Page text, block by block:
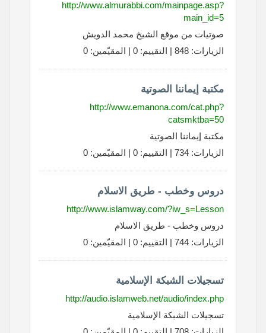
http://www.almurabbi.com/mainpage.asp?
main_id=5
صوتيات من موقع الشيخ محمد الدويش
الزيارات: 848 | التقييم: 0 | المقيّمين: 0
مكتبة إيماننا الصوتية
http://www.emanona.com/cat.php?
catsmktba=50
مكتبة إيماننا الصوتية
الزيارات: 734 | التقييم: 0 | المقيّمين: 0
دروس وخطب - طريق الاسلام
http://www.islamway.com/?iw_s=Lesson
دروس وخطب - طريق الاسلام
الزيارات: 744 | التقييم: 0 | المقيّمين: 0
تسجيلات الشبكة الإسلامية
http://audio.islamweb.net/audio/index.php
تسجيلات الشبكة الإسلامية